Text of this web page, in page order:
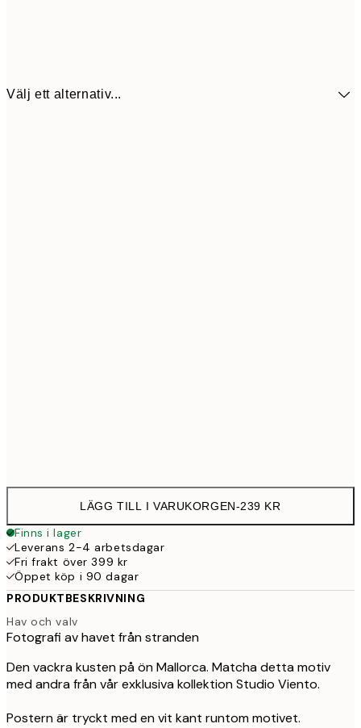
Välj ett alternativ...
LÄGG TILL I VARUKORGEN-239 KR
Finns i lager
Leverans 2-4 arbetsdagar
Fri frakt över 399 kr
Öppet köp i 90 dagar
PRODUKTBESKRIVNING
Hav och valv
Fotografi av havet från stranden
Den vackra kusten på ön Mallorca. Matcha detta motiv
med andra från vår exklusiva kollektion Studio Viento.
Postern är tryckt med en vit kant runtom motivet.